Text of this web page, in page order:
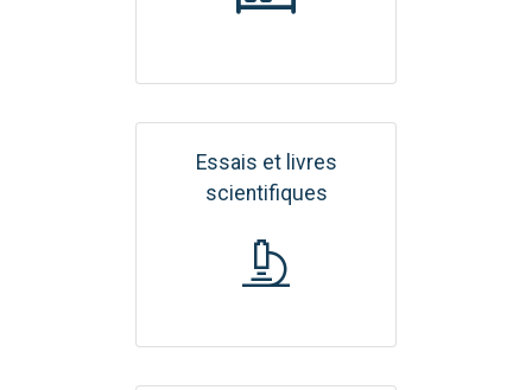
Essais et livres
scientifiques